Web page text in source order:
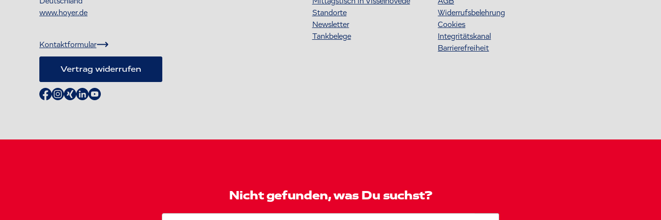
www.hoyer.de
Kontaktformular
Vertrag widerrufen
Standorte
Newsletter
Tankbelege
Widerrufsbelehrung
Cookies
Integritätskanal
Barrierefreiheit
Nicht gefunden, was Du suchst?